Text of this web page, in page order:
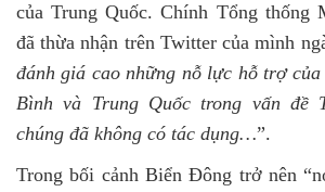
của Trung Quốc. Chính Tổng thống
đã thừa nhận trên Twitter của mình
đánh giá cao những nỗ lực hỗ trợ
Bình và Trung Quốc trong vấn đề
chúng đã không có tác dụng…”.
Trong bối cảnh Biển Đông trởnên